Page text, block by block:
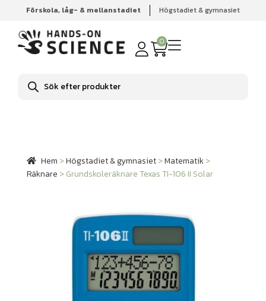
Förskola, låg- & mellanstadiet Högstadiet & gymnasiet
0
Produktsökning
Hem Högstadiet & gymnasiet Matematik
Räknare
Grundskoleräknare Texas TI-106 II Solar
Hem >Högstadiet & gymnasiet>Matematik>
Räknare >Grundskoleräknare Texas TI-106 II Solar